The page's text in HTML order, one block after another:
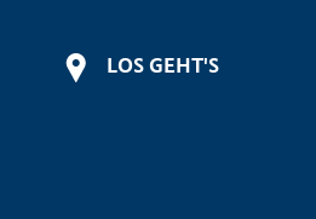
LOS GEHT'S